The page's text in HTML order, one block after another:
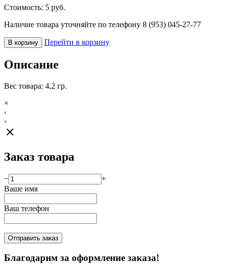
Стоимость: 5 руб.
Наличие товара уточняйте по телефону 8 (953) 045-27-77
В корзину Перейти в корзину
Описание
Вес товара: 4,2 гр.
×
‹
›
close
Заказ товара
−
+
Ваше имя
Ваш телефон
Отправить заказ
Благодарим за оформление заказа!